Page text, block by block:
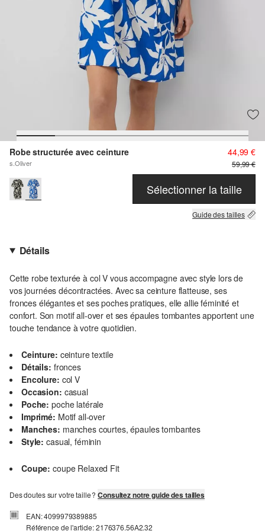
Robe structurée avec ceinture
s.Oliver
44,99 €
59,99 €
Sélectionner la taille
Guide des tailles
Détails
Cette robe texturée à col V vous accompagne avec style lors de
vos journées décontractées. Avec sa ceinture flatteuse, ses
fronces élégantes et ses poches pratiques, elle allie féminité et
confort. Son motif all-over et ses épaules tombantes apportent une
touche tendance à votre quotidien.
Ceinture: ceinture textile
Détails: fronces
Encolure: col V
Occasion: casual
Poche: poche latérale
Imprimé: Motif all-over
Manches: manches courtes, épaules tombantes
Style: casual, féminin
Coupe: coupe Relaxed Fit
Des doutes sur votre taille ?Consultez notre guide des tailles
EAN: 4099979389885
Référence de l'article: 2176376.56A2.32